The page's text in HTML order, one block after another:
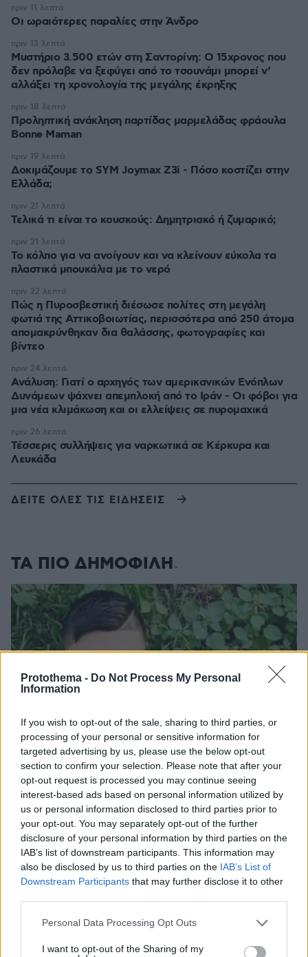
Protothema - Do Not Process My Personal
Information
If you wish to opt-out of the sale, sharing to third parties, or
processing of your personal or sensitive information for
targeted advertising by us, please use the below opt-out
section to confirm your selection. Please note that after your
opt-out request is processed you may continue seeing
interest-based ads based on personal information utilized by
us or personal information disclosed to third parties prior to
your opt-out. You may separately opt-out of the further
disclosure of your personal information by third parties on the
IAB’s list of downstream participants. This information may
also be disclosed by us to third parties on the IAB’s List of
Downstream Participants that may further disclose it to other
Please note that this website/app uses one or more Google
not limited to your visit or usage behaviour. You may click to
Personal Data Processing Opt Outs
I want to opt-out of the Sharing of my
Οι ωραιότερες παραλίες στην Άνδρο
πριν 11 λεπτά
Μυστήριο 3.500 ετών στη Σαντορίνη: Ο 15χρονος που
δεν πρόλαβε να ξεφύγει από το τσουνάμι μπορεί ν'
αλλάξει τη χρονολογία της μεγάλης έκρηξης
πριν 13 λεπτά
Προληπτική ανάκληση παρτίδας μαρμελάδας φράουλα
Bonne Maman
πριν 18 λεπτά
Δοκιμάζουμε το SYM Joymax Z3i - Πόσο κοστίζει στην
Ελλάδα;
πριν 19 λεπτά
Τελικά τι είναι το κουσκούς: Δημητριακό ή ζυμαρικό;
πριν 21 λεπτά
Το κόλπο για να ανοίγουν και να κλείνουν εύκολα τα
πλαστικά μπουκάλια με το νερό
πριν 21 λεπτά
Πώς η Πυροσβεστική διέσωσε πολίτες στη μεγάλη
φωτιά της Αττικοβοιωτίας, περισσότερα από 250 άτομα
απομακρύνθηκαν δια θαλάσσης, φωτογραφίες και
βίντεο
πριν 22 λεπτά
Ανάλυση: Γιατί ο αρχηγός των αμερικανικών Ενόπλων
Δυνάμεων ψάχνει απεμπλοκή από το Ιράν - Οι φόβοι για
μια νέα κλιμάκωση και οι ελλείψεις σε πυρομαχικά
πριν 24 λεπτά
Τέσσερις συλλήψεις για ναρκωτικά σε Κέρκυρα και
Λευκάδα
πριν 26 λεπτά
ΔΕΙΤΕ ΟΛΕΣ ΤΙΣ ΕΙΔΗΣΕΙΣ
ΤΑ ΠΙΟ ΔΗΜΟΦΙΛΗ
Από τη Μόρια στον γάμο, τη ΜΚΟ και την
26χρονου Αφγανού που σκότωσε τη Βρετανίδα
στην Κυψέλη
08.08.2026, 12:18